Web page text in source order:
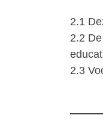
2.1
2.2
2.3